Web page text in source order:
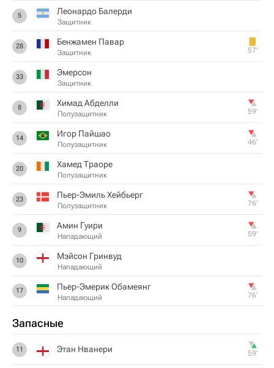
5 Леонардо Балерди
Защитник
28 Бенжамен Павар
Защитник 57‎’‎
33 Эмерсон
Защитник
8 Химад Абделли
Полузащитник 59‎’‎
14 Игор Пайшао
Полузащитник 46‎’‎
20 Хамед Траоре
Полузащитник
23 Пьер-Эмиль Хейбьерг
Полузащитник 76‎’‎
9 Амин Гуири
Нападающий 59‎’‎
10 Мэйсон Гринвуд
Нападающий
17 Пьер-Эмерик Обамеянг
Нападающий 76‎’‎
Запасные
11 Этан Нванери 59‎’‎